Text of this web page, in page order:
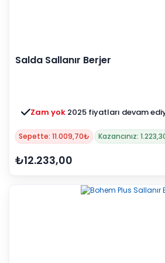
Salda Sallanır Berjer
Zam yok 2025 fiyatları devam
Sepette: 11.009,70₺ Kazancınız:
₺12.233,00